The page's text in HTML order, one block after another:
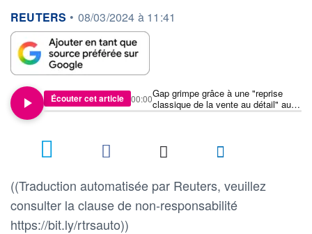
information fournie par
REUTERS • 08/03/2024 à 11:41
Écouter cet article
Gap grimpe grâce à une "reprise
classique de la vente au détail" au
quatrième trimestre
00:00
((Traduction automatisée par Reuters, veuillez
consulter la clause de non-responsabilité
https://bit.ly/rtrsauto))